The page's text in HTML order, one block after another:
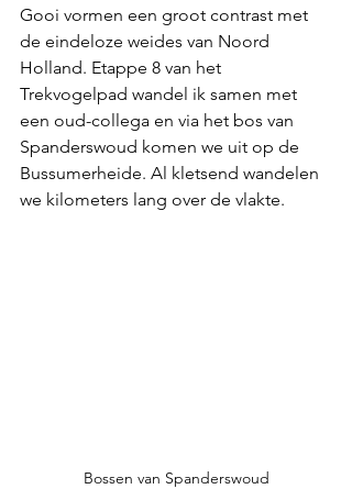
Gooi vormen een groot contrast met
de eindeloze weides van Noord
Holland. Etappe 8 van het
Trekvogelpad wandel ik samen met
een oud-collega en via het bos van
Spanderswoud komen we uit op de
Bussumerheide. Al kletsend wandelen
we kilometers lang over de vlakte.
Bossen van Spanderswoud